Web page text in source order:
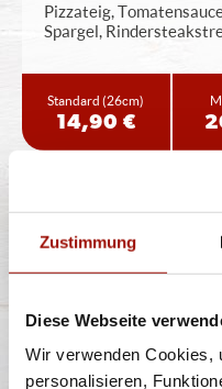
Zustimmung
Diese Webseite
Wir verwenden Cookies,
personalisieren,
Pizzateig,
Spargel,
Standard(26cm)
14,90 €
Pizzateig, Cajun Sauce,
Rinderhackfleisch,